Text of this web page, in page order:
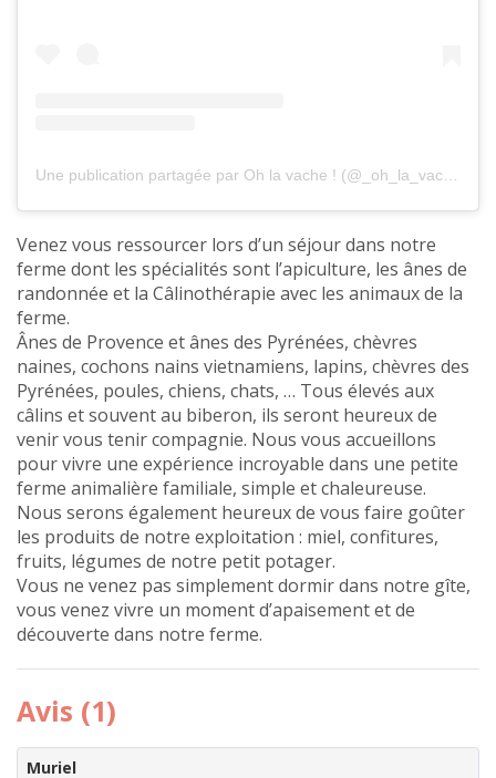
Une publication partagée par Oh la vache ! (@_oh_la_vache)
Venez vous ressourcer lors d’un séjour dans notre
ferme dont les spécialités sont l’apiculture, les ânes de
randonnée et la Câlinothérapie avec les animaux de la
ferme.
Ânes de Provence et ânes des Pyrénées, chèvres
naines, cochons nains vietnamiens, lapins, chèvres des
Pyrénées, poules, chiens, chats, … Tous élevés aux
câlins et souvent au biberon, ils seront heureux de
venir vous tenir compagnie. Nous vous accueillons
pour vivre une expérience incroyable dans une petite
ferme animalière familiale, simple et chaleureuse.
Nous serons également heureux de vous faire goûter
les produits de notre exploitation : miel, confitures,
fruits, légumes de notre petit potager.
Vous ne venez pas simplement dormir dans notre gîte,
vous venez vivre un moment d’apaisement et de
découverte dans notre ferme.
Avis (1)
Muriel